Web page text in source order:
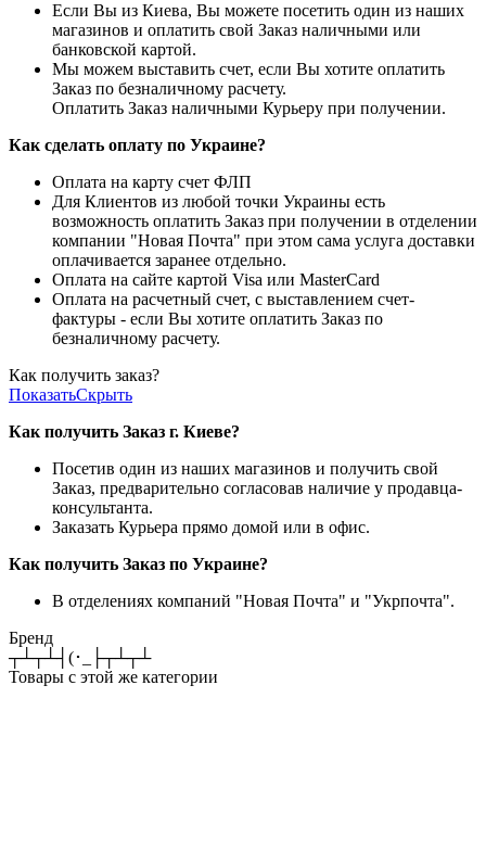
Если Вы из Киева, Вы можете посетить один из наших
магазинов и оплатить свой Заказ наличными или
банковской картой.
Мы можем выставить счет, если Вы хотите оплатить
Заказ по безналичному расчету.
Оплатить Заказ наличными Курьеру при получении.
Как сделать оплату по Украине?
Оплата на карту счет ФЛП
Для Клиентов из любой точки Украины есть
возможность оплатить Заказ при получении в отделении
компании "Новая Почта" при этом сама услуга доставки
оплачивается заранее отдельно.
Оплата на сайте картой Visa или MasterCard
Оплата на расчетный счет, с выставлением счет-
фактуры - если Вы хотите оплатить Заказ по
безналичному расчету.
Как получить заказ?
ПоказатьСкрыть
Как получить Заказ г. Киеве?
Посетив один из наших магазинов и получить свой
Заказ, предварительно согласовав наличие у продавца-
консультанта.
Заказать Курьера прямо домой или в офис.
Как получить Заказ по Украине?
В отделениях компаний "Новая Почта" и "Укрпочта".
Бренд
┬┴┬┴┤(･_├┬┴┬┴
Товары с этой же категории